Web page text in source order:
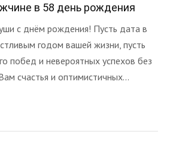
в 58 день рождения
с днём рождения! Пусть дата в
годом вашей жизни, пусть
побед и невероятных успехов без
счастья и оптимистичных...